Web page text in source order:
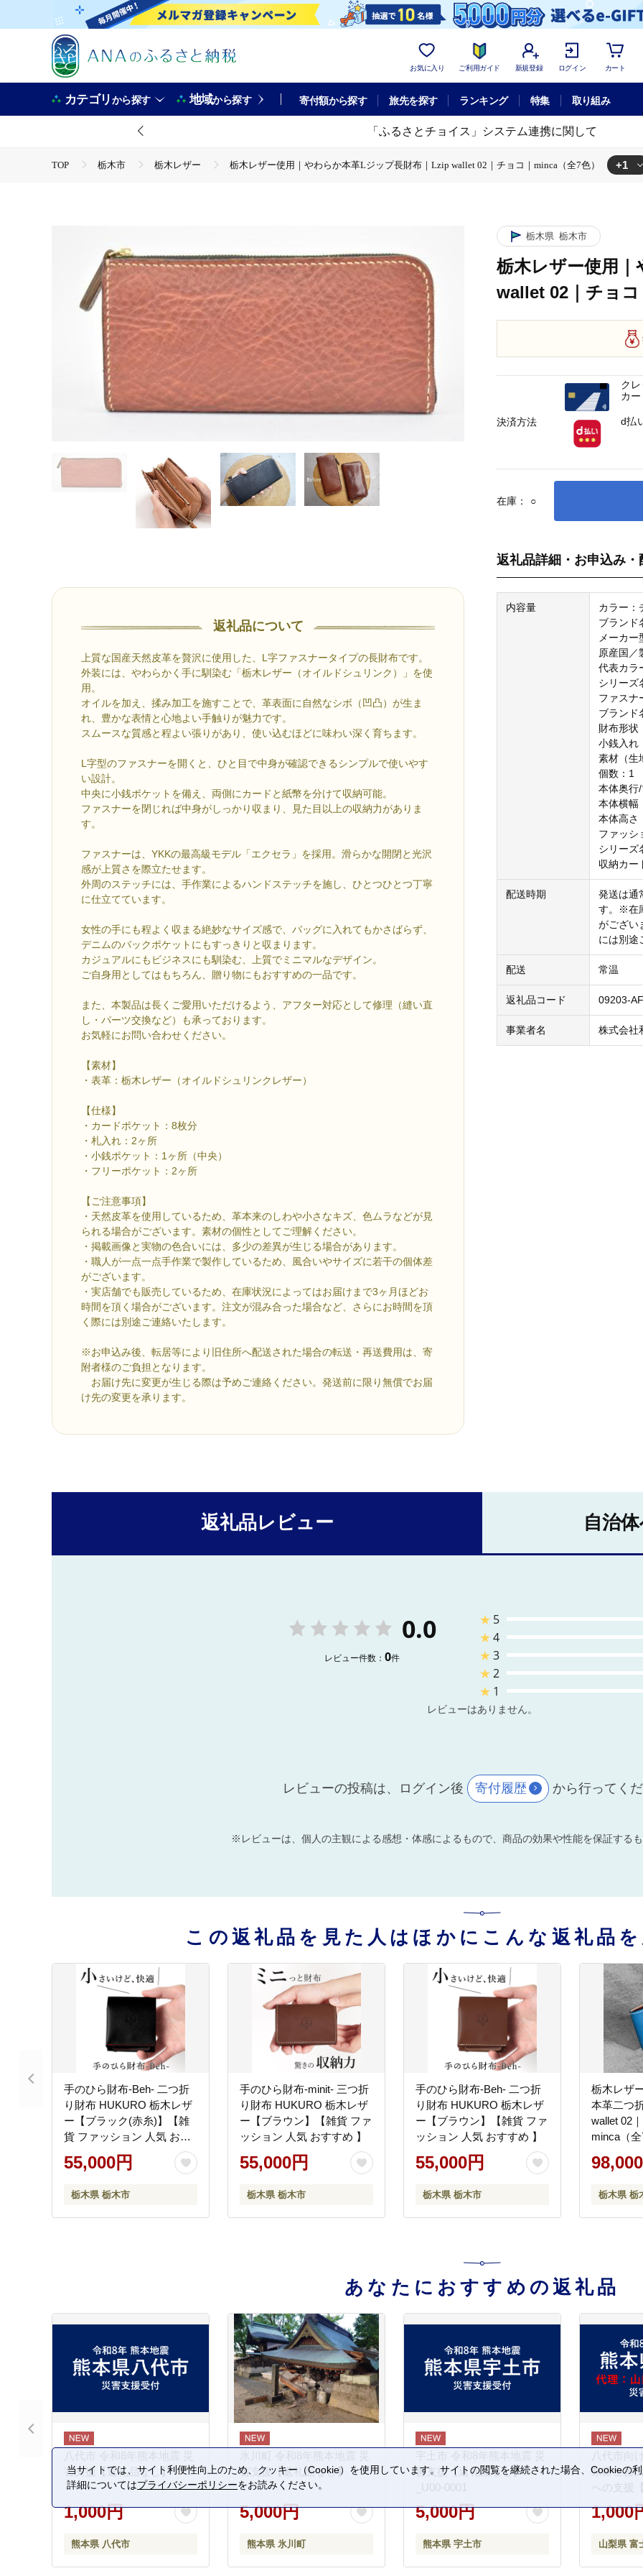
お気に入り ご利用ガイド 新規登録 ログイン カート
カテゴリから探す 地域から探す 寄付額から探す 旅先を探す ランキング 特集 取り組み
「ふるさとチョイス」システム連携に関して
TOP 栃木市 栃木レザー 栃木レザー使用｜やわらか本革Lジップ長財布｜Lzip wallet 02｜チョコ｜minca（全7色） +1
返礼品について
上質な国産天然皮革を贅沢に使用した、L字ファスナータイプの長財布です。
外装には、やわらかく手に馴染む「栃木レザー（オイルドシュリンク）」を使
用。
オイルを加え、揉み加工を施すことで、革表面に自然なシボ（凹凸）が生ま
れ、豊かな表情と心地よい手触りが魅力です。
スムースな質感と程よい張りがあり、使い込むほどに味わい深く育ちます。
L字型のファスナーを開くと、ひと目で中身が確認できるシンプルで使いやす
い設計。
中央に小銭ポケットを備え、両側にカードと紙幣を分けて収納可能。
ファスナーを閉じれば中身がしっかり収まり、見た目以上の収納力がありま
す。
ファスナーは、YKKの最高級モデル「エクセラ」を採用。滑らかな開閉と光沢
感が上質さを際立たせます。
外周のステッチには、手作業によるハンドステッチを施し、ひとつひとつ丁寧
に仕立てています。
女性の手にも程よく収まる絶妙なサイズ感で、バッグに入れてもかさばらず、
デニムのバックポケットにもすっきりと収まります。
カジュアルにもビジネスにも馴染む、上質でミニマルなデザイン。
ご自身用としてはもちろん、贈り物にもおすすめの一品です。
また、本製品は長くご愛用いただけるよう、アフター対応として修理（縫い直
し・パーツ交換など）も承っております。
お気軽にお問い合わせください。
【素材】
・表革：栃木レザー（オイルドシュリンクレザー）
【仕様】
・カードポケット：8枚分
・札入れ：2ヶ所
・小銭ポケット：1ヶ所（中央）
・フリーポケット：2ヶ所
【ご注意事項】
・天然皮革を使用しているため、革本来のしわや小さなキズ、色ムラなどが見
られる場合がございます。素材の個性としてご理解ください。
・掲載画像と実物の色合いには、多少の差異が生じる場合があります。
・職人が一点一点手作業で製作しているため、風合いやサイズに若干の個体差
がございます。
・実店舗でも販売しているため、在庫状況によってはお届けまで3ヶ月ほどお
時間を頂く場合がございます。注文が混み合った場合など、さらにお時間を頂
く際には別途ご連絡いたします。
※お申込み後、転居等により旧住所へ配送された場合の転送・再送費用は、寄
附者様のご負担となります。
お届け先に変更が生じる際は予めご連絡ください。発送前に限り無償でお届
け先の変更を承ります。
栃木県 栃木市
栃木レザー使用
wallet 02｜チョコ
在庫： ○
返礼品詳細・お申込み・
内容量
カラー：
ブランド
メーカ
原産国／
代表カラ
シリーズ
ファスナ
ブランド
財布形状
小銭入れ
素材（生
個数：1
本体奥行
本体横幅
本体高さ
ファッシ
シリーズ
収納カー
配送時期
発送は通
す。※在
がござい
には別途
配送 常温
返礼品コード 09203-
事業者名 株式会社
決済方法
ク
カー
d払
返礼品レビュー 自治
0.0
レビュー件数： 0件
★ 5
★4
★3
★2
★ 1
レビューはありません。
レビューの投稿は、ログイン後 寄付履歴 から行ってくだ
※レビューは、個人の主観による感想・体感によるもので、商品の効果や性能を保証するも
この返礼品を見た人はほかにこんな返礼品を
手のひら財布-Beh- 二つ折
り財布 HUKURO 栃木レザ
ー【ブラック(赤糸)】【雑
貨 ファッション 人気 おす
55,000円
栃木県 栃木市
手のひら財布-minit- 三つ折
り財布 HUKURO 栃木レザ
ー【ブラウン】【雑貨 ファ
ッション 人気 おすすめ 】
55,000円
栃木県 栃木市
手のひら財布-Beh- 二つ折
り財布 HUKURO 栃木レザ
ー【ブラウン】【雑貨 ファ
ッション 人気 おすすめ 】
55,000円
栃木県 栃木市
栃木レザ
本革二つ
wallet 02
minca（全
栃木県 栃
あなたにおすすめの返礼品
八代市 令和8年熊本地震 災
害支援【返礼品なし】
1,000円
熊本県 八代市
氷川町 令和8年熊本地震 災
害支援【返礼品なし】
5,000円
熊本県 氷川町
宇土市 令和8年熊本地震 災
害支援【返礼品なし】
_U00-0001
5,000円
熊本県 宇土市
八代市向
県富士吉
への支援
1,000
山梨県 富
当サイトでは、サイト利便性向上のため、クッキー（Cookie）を使用しています。サイトの閲覧を継続された場合、Cookieの
詳細についてはプライバシーポリシーをお読みください。